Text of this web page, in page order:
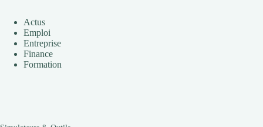
Actus
Emploi
Entreprise
Finance
Formation